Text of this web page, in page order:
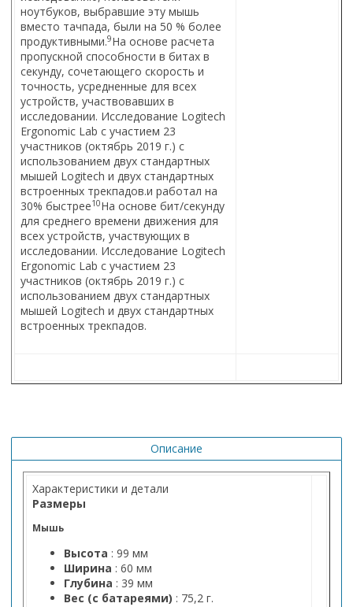
ноутбуков, выбравшие эту мышь
вместо тачпада, были на 50 % более
продуктивными.9На основе расчета
пропускной способности в битах в
секунду, сочетающего скорость и
точность, усредненные для всех
устройств, участвовавших в
исследовании. Исследование Logitech
Ergonomic Lab с участием 23
участников (октябрь 2019 г.) с
использованием двух стандартных
мышей Logitech и двух стандартных
встроенных трекпадов.и работал на
30% быстрее10На основе бит/секунду
для среднего времени движения для
всех устройств, участвующих в
исследовании. Исследование Logitech
Ergonomic Lab с участием 23
участников (октябрь 2019 г.) с
использованием двух стандартных
мышей Logitech и двух стандартных
встроенных трекпадов.
Описание
Характеристики и детали
Размеры
Мышь
Высота : 99 мм
Ширина : 60 ​​мм
Глубина : 39 мм
Вес (с батареями) : 75,2 г.